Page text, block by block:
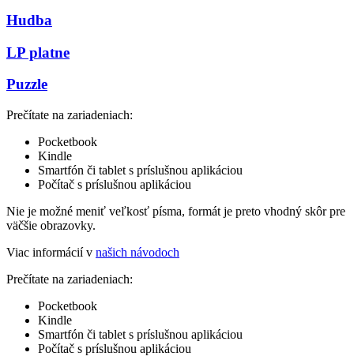
Hudba
LP platne
Puzzle
Prečítate na zariadeniach:
Pocketbook
Kindle
Smartfón či tablet s príslušnou aplikáciou
Počítač s príslušnou aplikáciou
Nie je možné meniť veľkosť písma, formát je preto vhodný skôr pre
väčšie obrazovky.
Viac informácií v našich návodoch
Prečítate na zariadeniach:
Pocketbook
Kindle
Smartfón či tablet s príslušnou aplikáciou
Počítač s príslušnou aplikáciou